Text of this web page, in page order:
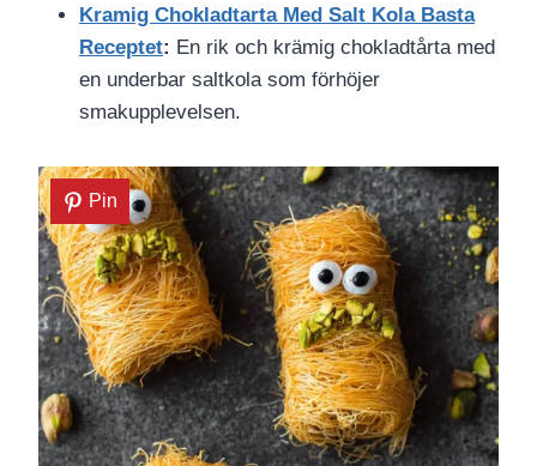
Kramig Chokladtarta Med Salt Kola Basta
Receptet: En rik och krämig chokladtårta med
en underbar saltkola som förhöjer
smakupplevelsen.
Pin